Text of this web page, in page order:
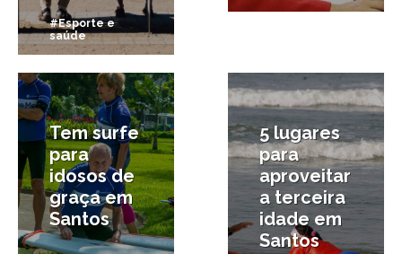
#Esporte e
saúde
19/11/2018
Tem surfe
para
idosos de
graça em
Santos
5 lugares
para
aproveitar
a terceira
idade em
Santos